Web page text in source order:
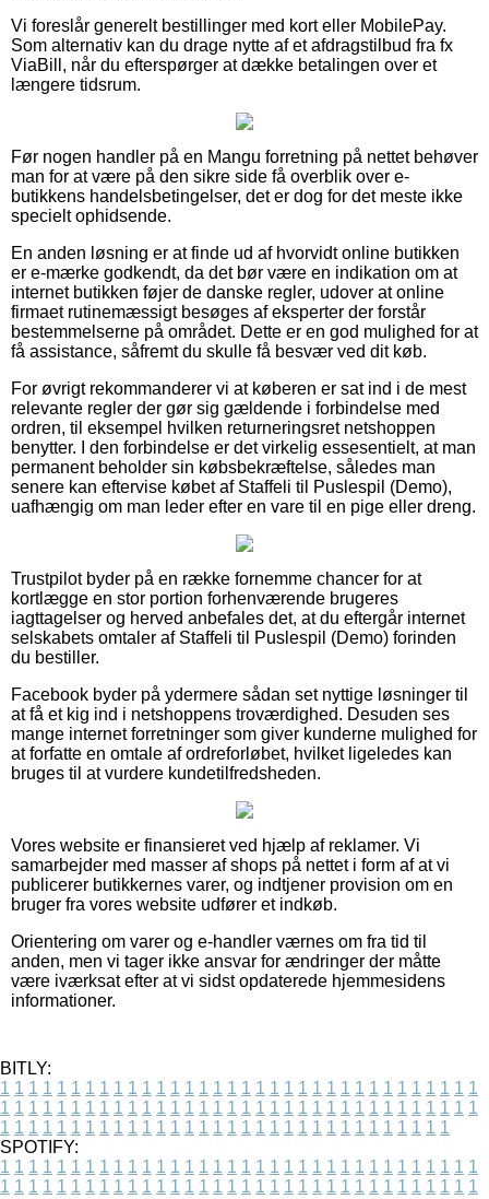
Vi foreslår generelt bestillinger med kort eller MobilePay.
Som alternativ kan du drage nytte af et afdragstilbud fra fx
ViaBill, når du efterspørger at dække betalingen over et
længere tidsrum.
Før nogen handler på en Mangu forretning på nettet behøver
man for at være på den sikre side få overblik over e-
butikkens handelsbetingelser, det er dog for det meste ikke
specielt ophidsende.
En anden løsning er at finde ud af hvorvidt online butikken
er e-mærke godkendt, da det bør være en indikation om at
internet butikken føjer de danske regler, udover at online
firmaet rutinemæssigt besøges af eksperter der forstår
bestemmelserne på området. Dette er en god mulighed for at
få assistance, såfremt du skulle få besvær ved dit køb.
For øvrigt rekommanderer vi at køberen er sat ind i de mest
relevante regler der gør sig gældende i forbindelse med
ordren, til eksempel hvilken returneringsret netshoppen
benytter. I den forbindelse er det virkelig essesentielt, at man
permanent beholder sin købsbekræftelse, således man
senere kan eftervise købet af Staffeli til Puslespil (Demo),
uafhængig om man leder efter en vare til en pige eller dreng.
Trustpilot byder på en række fornemme chancer for at
kortlægge en stor portion forhenværende brugeres
iagttagelser og herved anbefales det, at du eftergår internet
selskabets omtaler af Staffeli til Puslespil (Demo) forinden
du bestiller.
Facebook byder på ydermere sådan set nyttige løsninger til
at få et kig ind i netshoppens troværdighed. Desuden ses
mange internet forretninger som giver kunderne mulighed for
at forfatte en omtale af ordreforløbet, hvilket ligeledes kan
bruges til at vurdere kundetilfredsheden.
Vores website er finansieret ved hjælp af reklamer. Vi
samarbejder med masser af shops på nettet i form af at vi
publicerer butikkernes varer, og indtjener provision om en
bruger fra vores website udfører et indkøb.
Orientering om varer og e-handler værnes om fra tid til
anden, men vi tager ikke ansvar for ændringer der måtte
være iværksat efter at vi sidst opdaterede hjemmesidens
informationer.
BITLY:
1 1 1 1 1 1 1 1 1 1 1 1 1 1 1 1 1 1 1 1 1 1 1 1 1 1 1 1 1 1 1 1 1 1
1 1 1 1 1 1 1 1 1 1 1 1 1 1 1 1 1 1 1 1 1 1 1 1 1 1 1 1 1 1 1 1 1 1
1 1 1 1 1 1 1 1 1 1 1 1 1 1 1 1 1 1 1 1 1 1 1 1 1 1 1 1 1 1 1 1
SPOTIFY:
1 1 1 1 1 1 1 1 1 1 1 1 1 1 1 1 1 1 1 1 1 1 1 1 1 1 1 1 1 1 1 1 1 1
1 1 1 1 1 1 1 1 1 1 1 1 1 1 1 1 1 1 1 1 1 1 1 1 1 1 1 1 1 1 1 1 1 1